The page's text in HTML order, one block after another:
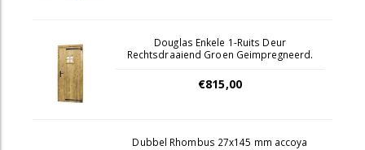
Douglas Enkele 1-Ruits Deur
Rechtsdraaiend Groen Geimpregneerd.
€815,00
Dubbel Rhombus 27x145 mm accoya